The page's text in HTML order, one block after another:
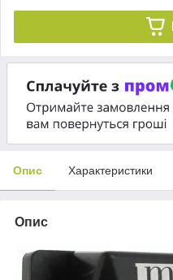
Опис Характеристики
Опис